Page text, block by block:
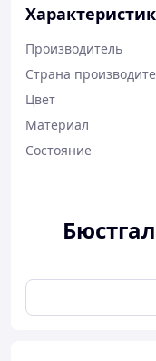
Производитель
Страна
Цвет
Материал
Состояние
невидимый